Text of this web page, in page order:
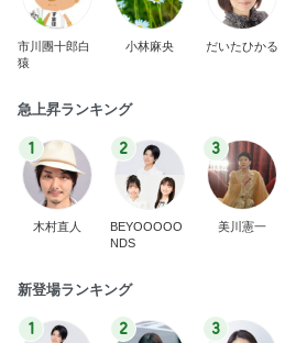
市川團十郎白
猿
小林麻央 だいたひかる
急上昇ランキング
1
木村直人
2
BEYOOOOO
NDS
3
美川憲一
新登場ランキング
1 2 3